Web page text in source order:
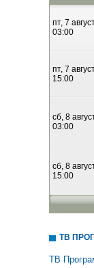
ТВ
ТВ